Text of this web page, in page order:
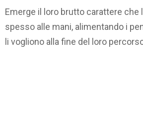
Emerge il loro brutto carattere che
spesso alle mani, alimentando i
li vogliono alla fine del loro